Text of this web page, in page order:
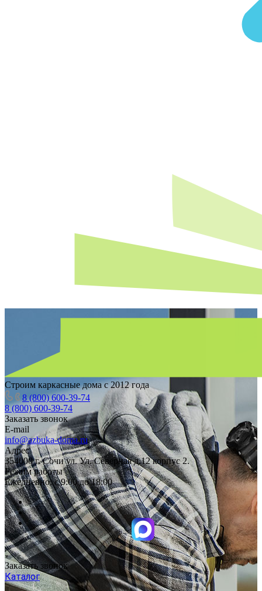
Строим каркасные дома с 2012 года
8 (800) 600-39-74
8 (800) 600-39-74
Заказать звонок
E-mail
info@azbuka-doma.ru
Адрес
354000 г. Сочи ул. Ул. Северная д.12 корпус 2.
Режим работы
Ежедневно: с 9:00 до 18:00
Заказать звонок
Каталог